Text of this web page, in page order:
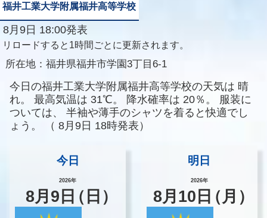
福井工業大学附属福井高等学校
8月9日 18:00発表
リロードすると1時間ごとに更新されます。
所在地： 福井県福井市学園3丁目6-1
今日の福井工業大学附属福井高等学校の天気は 晴
れ。
最高気温は 31℃。 降水確率は 20％。
服装に
ついては、
半袖や薄手のシャツを着ると快適でし
ょう。
（ 8月9日 18時発表）
今日
2026年
8月 9 日（日）
明日
2026年
8月 10 日（月）